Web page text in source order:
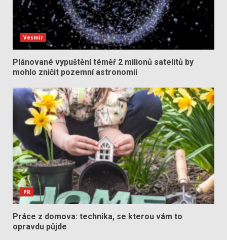
Vesmír
Plánované vypuštění téměř 2 milionů satelitů by
mohlo zničit pozemní astronomii
PR
Práce z domova: technika, se kterou vám to
opravdu půjde